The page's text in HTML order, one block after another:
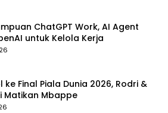
ChatGPT Work, AI Agent
untuk Kelola Kerja
ke Final Piala Dunia 2026, Rodri &
Matikan Mbappe